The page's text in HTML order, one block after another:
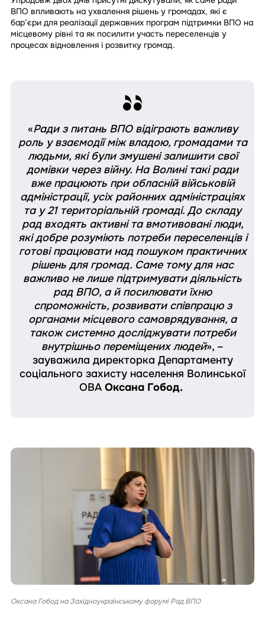
ВПО впливають на ухвалення рішень у громадах, які є
бар’єри для реалізації державних програм підтримки ВПО на
місцевому рівні та як посилити участь переселенців у
процесах відновлення і розвитку громад.
«Ради з питань ВПО відіграють важливу
роль у взаємодії між владою, громадами та
людьми, які були змушені залишити свої
домівки через війну. На Волині такі ради
вже працюють при обласній військовій
адміністрації, усіх районних адміністраціях
та у 21 територіальній громаді. До складу
рад входять активні та вмотивовані люди,
які добре розуміють потреби переселенців і
готові працювати над пошуком практичних
рішень для громад. Саме тому для нас
важливо не лише підтримувати діяльність
рад ВПО, а й посилювати їхню
спроможність, розвивати співпрацю з
органами місцевого самоврядування, а
також системно досліджувати потреби
внутрішньо переміщених людей», –
зауважила директорка Департаменту
соціального захисту населення Волинської
ОВА Оксана Гобод.
Оксана Гобод на Західноукраїнському форумі Рад ВПО